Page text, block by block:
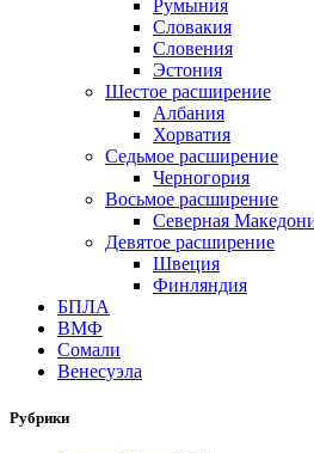
Румыния
Словакия
Словения
Эстония
Шестое расширение
Албания
Хорватия
Седьмое расширение
Черногория
Восьмое расширение
Северная
Девятое расширение
Швеция
Финляндия
БПЛА
ВМФ
Сомали
Венесуэла
Рубрики